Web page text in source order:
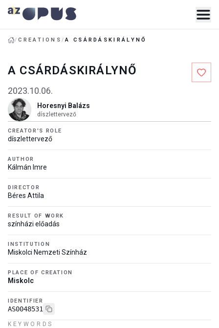
/CREATIONS/A CSÁRDÁSKIRÁLYNŐ
A CSÁRDÁSKIRÁLYNŐ
2023.10.06.
Horesnyi Balázs
díszlettervező
CREATOR'S ROLE
díszlettervező
AUTHOR
Kálmán Imre
DIRECTOR
Béres Attila
RESULT OF WORK
színházi előadás
INSTITUTION
Miskolci Nemzeti Színház
PLACE OF CREATION
Miskolc
IDENTIFIER
AS0048531
KEYWORDS